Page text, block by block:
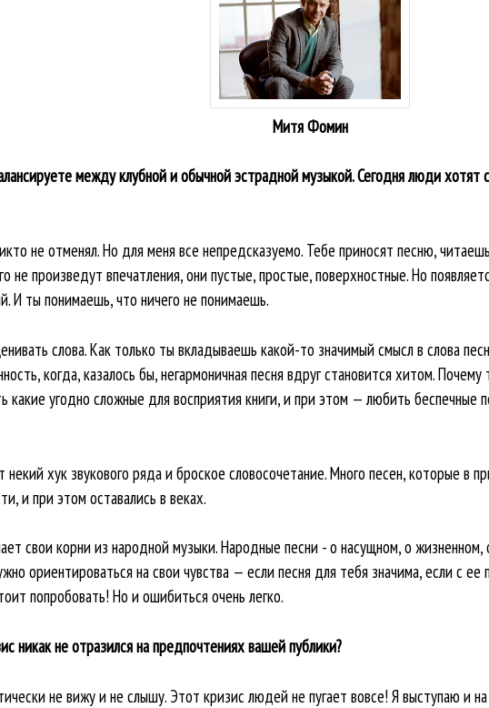
Митя Фомин
между клубной и обычной эстрадной музыкой. Сегодня люди
не отменял. Но для меня все непредсказуемо. Тебе приносят песню,
не произведут впечатления, они пустые, простые, поверхностные. Но
И ты понимаешь, что ничего не понимаешь.
слова. Как только ты вкладываешь какой-то значимый смысл в слова
когда, казалось бы, негармоничная песня вдруг становится хитом.
какие угодно сложные для восприятия книги, и при этом — любить беспечные
некий хук звукового ряда и броское словосочетание. Много песен, которые в
и при этом оставались в веках.
свои корни из народной музыки. Народные песни - о насущном, о
ориентироваться на свои чувства — если песня для тебя значима, если с
попробовать! Но и ошибиться очень легко.
никак не отразился на предпочтениях вашей публики?
не вижу и не слышу. Этот кризис людей не пугает вовсе! Я выступаю и